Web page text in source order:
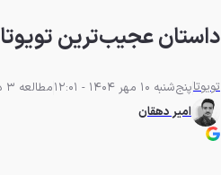
داستان عجیب‌ترین تویوتا کمری جهان
تویوتاپنج‌شنبه 10 مهر 1404 - 12:01
مطالعه 3 دقیقه
امیر دهقان